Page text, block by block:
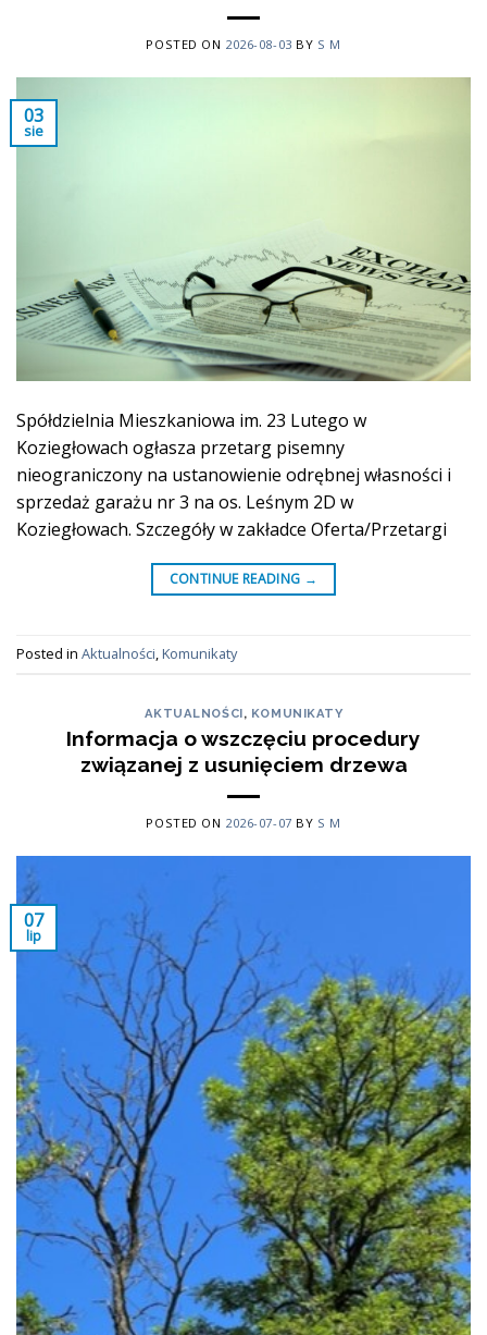
POSTED ON 2026-08-03 BY S M
03
sie
Spółdzielnia Mieszkaniowa im. 23 Lutego w
Koziegłowach ogłasza przetarg pisemny
nieograniczony na ustanowienie odrębnej własności i
sprzedaż garażu nr 3 na os. Leśnym 2D w
Koziegłowach. Szczegóły w zakładce Oferta/Przetargi
CONTINUE READING →
Posted in Aktualności,Komunikaty
AKTUALNOŚCI, KOMUNIKATY
Informacja o wszczęciu procedury
związanej z usunięciem drzewa
POSTED ON 2026-07-07 BY S M
07
lip